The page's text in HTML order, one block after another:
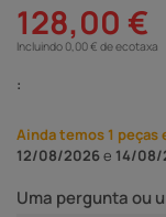
128,00 €
Incluindo 0,00 € de ecotaxa
:
Ainda temos 1 peças
12/08/2026e 14/
Uma pergunta ou